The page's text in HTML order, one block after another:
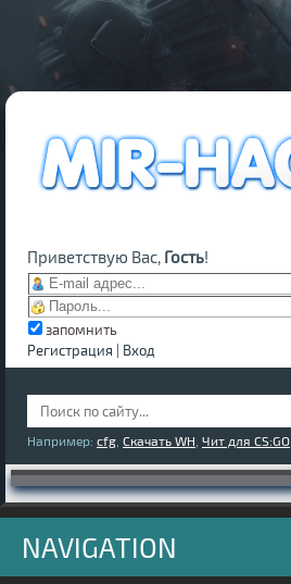
Например: cfg Скачать WH Чит для CS:GO
Приветствую Вас, Гость!
запомнить
Регистрация
Вход
NAVIGATION